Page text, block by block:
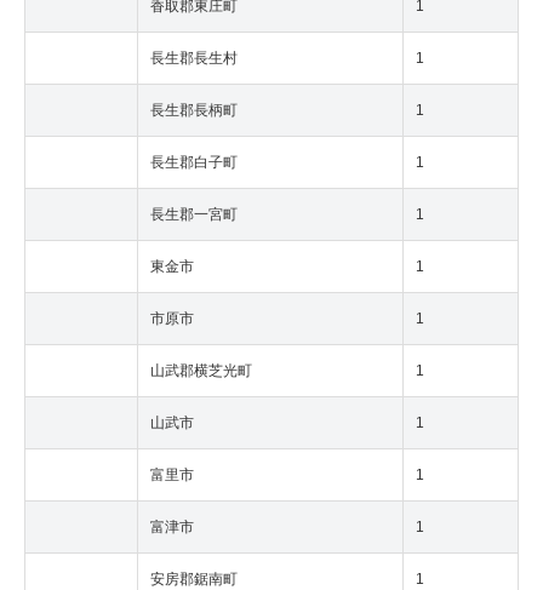
香取郡東庄町 1
長生郡長生村 1
長生郡長柄町 1
長生郡白子町 1
長生郡一宮町 1
東金市 1
市原市 1
山武郡横芝光町 1
山武市 1
富里市 1
富津市 1
安房郡鋸南町 1